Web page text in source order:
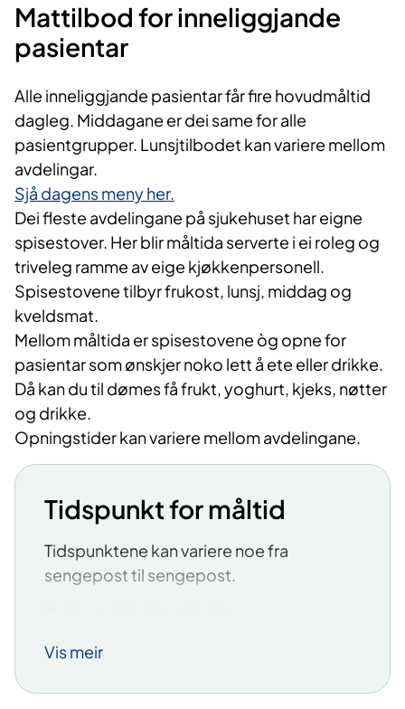
Mattilbod for inneliggjande
pasientar
Alle inneliggjande pasientar får fire hovudmåltid
dagleg. Middagane er dei same for alle
pasientgrupper. Lunsjtilbodet kan variere mellom
avdelingar.
Sjå dagens meny her.
Dei fleste avdelingane på sjukehuset har eigne
spisestover. Her blir måltida serverte i ei roleg og
triveleg ramme av eige kjøkkenpersonell.
Spisestovene tilbyr frukost, lunsj, middag og
kveldsmat.
Mellom måltida er spisestovene òg opne for
pasientar som ønskjer noko lett å ete eller drikke.
Då kan du til dømes få frukt, yoghurt, kjeks, nøtter
og drikke.
Opningstider kan variere mellom avdelingane.
Tidspunkt for måltid
Tidspunktene kan variere noe fra
sengepost til sengepost.
Lunsj:12.00 – 13.00
Middag:15.30 – 16.30
Vis meir